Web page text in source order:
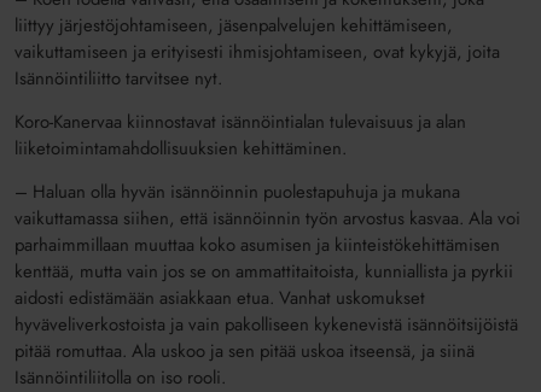
liittyy järjestöjohtamiseen, jäsenpalvelujen kehittämiseen,
vaikuttamiseen ja erityisesti ihmisjohtamiseen, ovat kykyjä, joita
Isännöintiliitto tarvitsee nyt.
Koro-Kanervaa kiinnostavat isännöintialan tulevaisuus ja alan
liiketoimintamahdollisuuksien kehittäminen.
– Haluan olla hyvän isännöinnin puolestapuhuja ja mukana
vaikuttamassa siihen, että isännöinnin työn arvostus kasvaa. Ala voi
parhaimmillaan muuttaa koko asumisen ja kiinteistökehittämisen
kenttää, mutta vain jos se on ammattitaitoista, kunniallista ja pyrkii
aidosti edistämään asiakkaan etua. Vanhat uskomukset
hyväveliverkostoista ja vain pakolliseen kykenevistä isännöitsijöistä
pitää romuttaa. Ala uskoo ja sen pitää uskoa itseensä, ja siinä
Isännöintiliitolla on iso rooli.